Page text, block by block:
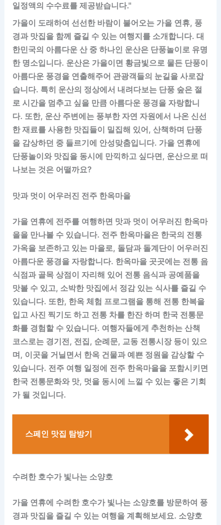
일정액의 수수료를 제공받습니다."
가을이 도래하여 선선한 바람이 불어오는 가을 연휴, 풍
경과 맛집을 함께 즐길 수 있는 여행지를 소개합니다. 대
한민국의 아름다운 산 중 하나인 운산은 단풍놀이로 유명
한 명소입니다. 운산은 가을이면 황금빛으로 물든 단풍이
아름다운 풍경을 연출해주어 관광객들의 눈길을 사로잡
습니다. 특히 운산의 정상에서 내려다보는 단풍 숲은 절
로 시간을 멈추고 싶을 만큼 아름다운 풍경을 자랑합니
다. 또한, 운산 주변에는 풍부한 자연 자원에서 나온 신선
한 재료를 사용한 맛집들이 밀집해 있어, 산책하며 단풍
을 감상하던 중 들르기에 안성맞춤입니다. 가을 연휴에
단풍놀이와 맛집을 동시에 만끽하고 싶다면, 운산으로 떠
나보는 것은 어떨까요?
맛과 멋이 어우러진 전주 한옥마을
가을 연휴에 전주를 여행하면 맛과 멋이 어우러진 한옥마
을을 만나볼 수 있습니다. 전주 한옥마을은 한국의 전통
가옥을 보존하고 있는 마을로, 돌담과 돌계단이 어우러진
아름다운 풍경을 자랑합니다. 한옥마을 곳곳에는 전통 음
식점과 골목 상점이 자리해 있어 전통 음식과 공예품을
맛볼 수 있고, 소박한 맛집에서 정감 있는 식사를 즐길 수
있습니다. 또한, 한옥 체험 프로그램을 통해 전통 한복을
입고 사진 찍기도 하고 전통 차를 한잔 하며 한국 전통문
화를 경험할 수 있습니다. 여행자들에게 추천하는 산책
코스로는 경기전, 전집, 순례문, 교동 전통시장 등이 있으
며, 이곳을 거닐면서 한옥 건물과 예쁜 정원을 감상할 수
있습니다. 전주 여행 일정에 전주 한옥마을을 포함시키면
한국 전통문화와 맛, 멋을 동시에 느낄 수 있는 좋은 기회
가 될 것입니다.
스페인 맛집 탐방기
수려한 호수가 빛나는 소양호
가을 연휴에 수려한 호수가 빛나는 소양호를 방문하여 풍
경과 맛집을 즐길 수 있는 여행을 계획해보세요. 소양호